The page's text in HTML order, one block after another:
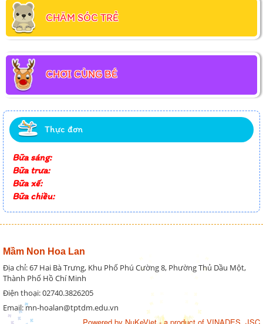
CHĂM SÓC TRẺ
CHƠI CÙNG BÉ
Thực đơn
Bữa sáng:
Bữa trưa:
Bữa xế:
Bữa chiều:
Mầm Non Hoa Lan
Địa chỉ: 67 Hai Bà Trưng, Khu Phố Phú Cường 8, Phường Thủ Dầu Một,
Thành Phố Hồ Chí Minh
Điện thoại: 02740.3826205
Email: mn-hoalan@tptdm.edu.vn